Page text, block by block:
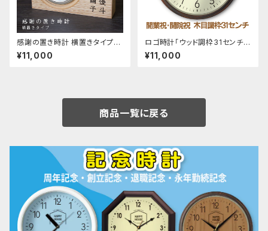
感謝の置き時計 横置きタイプ
子育て感謝状 写真時計
¥11,000
ロゴ時計「ウッド調枠31センチ壁
掛け時計」 開店祝い 開業祝い
開院祝い
¥11,000
商品一覧に戻る